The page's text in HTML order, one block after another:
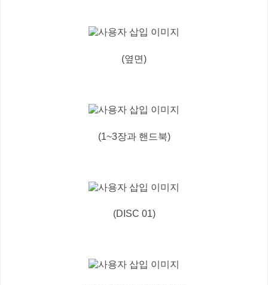
(옆면)
(1~3장과 핸드북)
(DISC 01)